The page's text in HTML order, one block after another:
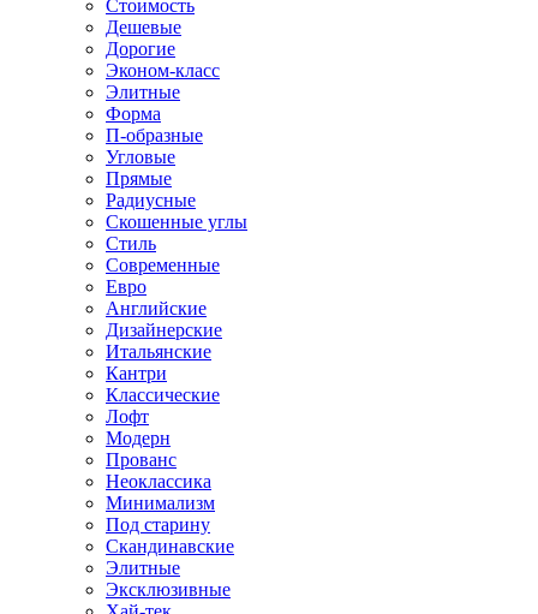
Стоимость
Дешевые
Дорогие
Эконом-класс
Элитные
Форма
П-образные
Угловые
Прямые
Радиусные
Скошенные углы
Стиль
Современные
Евро
Английские
Дизайнерские
Итальянские
Кантри
Классические
Лофт
Модерн
Прованс
Неоклассика
Минимализм
Под старину
Скандинавские
Элитные
Эксклюзивные